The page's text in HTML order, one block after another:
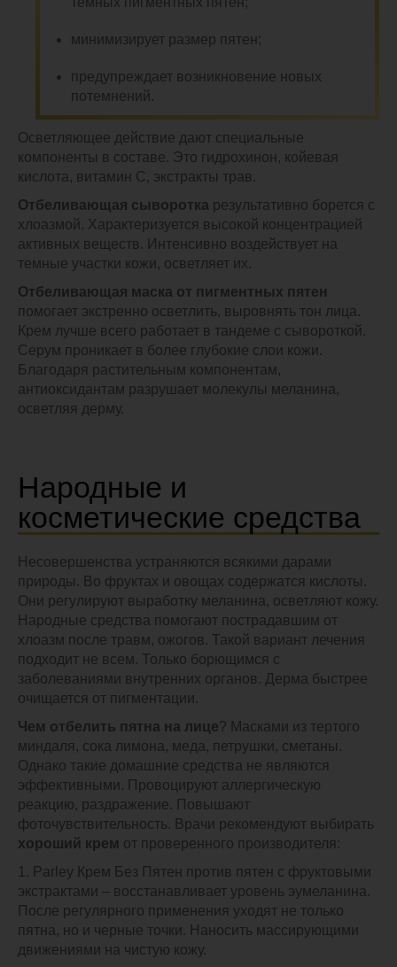
минимизирует размер пятен;
предупреждает возникновение новых
потемнений.
Осветляющее действие дают специальные
компоненты в составе. Это гидрохинон, койевая
кислота, витамин С, экстракты трав.
Отбеливающая сыворотка результативно борется с
хлоазмой. Характеризуется высокой концентрацией
активных веществ. Интенсивно воздействует на
темные участки кожи, осветляет их.
Отбеливающая маска от пигментных пятен
помогает экстренно осветлить, выровнять тон лица.
Крем лучше всего работает в тандеме с сывороткой.
Серум проникает в более глубокие слои кожи.
Благодаря растительным компонентам,
антиоксидантам разрушает молекулы меланина,
осветляя дерму.
Народные и
косметические средства
Несовершенства устраняются всякими дарами
природы. Во фруктах и овощах содержатся кислоты.
Они регулируют выработку меланина, осветляют кожу.
Народные средства помогают пострадавшим от
хлоазм после травм, ожогов. Такой вариант лечения
подходит не всем. Только борющимся с
заболеваниями внутренних органов. Дерма быстрее
очищается от пигментации.
Чем отбелить пятна на лице? Масками из тертого
миндаля, сока лимона, меда, петрушки, сметаны.
Однако такие домашние средства не являются
эффективными. Провоцируют аллергическую
реакцию, раздражение. Повышают
фоточувствительность. Врачи рекомендуют выбирать
хороший крем от проверенного производителя:
1. Parley Крем Без Пятен против пятен с фруктовыми
экстрактами – восстанавливает уровень эумеланина.
После регулярного применения уходят не только
пятна, но и черные точки. Наносить массирующими
движениями на чистую кожу.